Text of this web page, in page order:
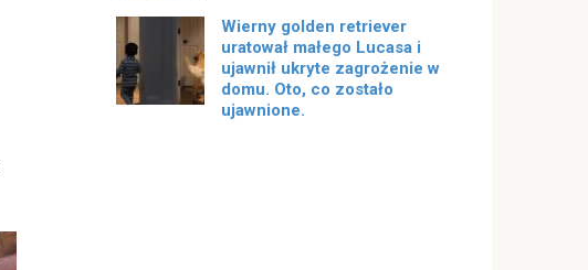
Wierny golden retriever
uratował małego Lucasa i
ujawnił ukryte zagrożenie w
domu. Oto, co zostało
ujawnione.